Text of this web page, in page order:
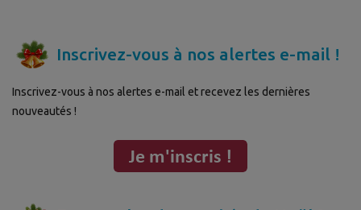
Inscrivez-vous à nos alertes e-mail !
Inscrivez-vous à nos alertes e-mail et recevez les dernières
nouveautés !